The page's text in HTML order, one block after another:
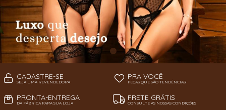
CADASTRE-SE
SEJA UMA REVENDEDORA
PRA VOCÊ
PEÇAS QUE SÃO TENDÊNCIAS!
PRONTA-ENTREGA
DA FÁBRICA PARA SUA LOJA
FRETE GRÁTIS
CONSULTE AS NOSSAS CONDIÇÕES